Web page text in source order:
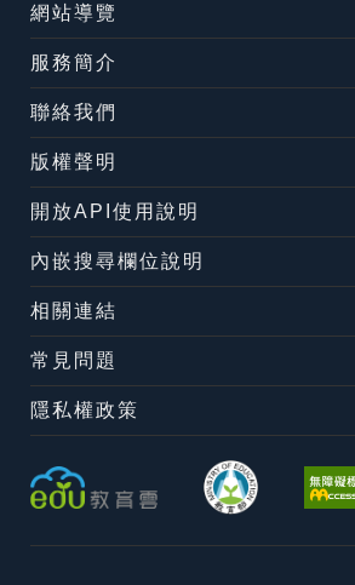
網站導覽
服務簡介
聯絡我們
版權聲明
開放API使用說明
內嵌搜尋欄位說明
相關連結
常見問題
隱私權政策